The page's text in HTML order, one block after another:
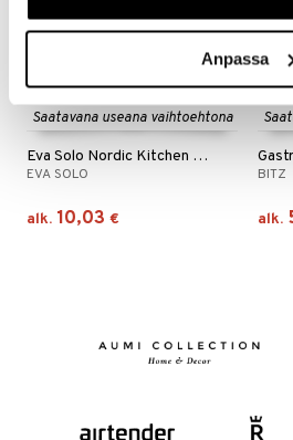
Anpassa
Saatavana useana vaihtoehtona
Eva Solo Nordic Kitchen Kulho
EVA SOLO
alk. 10,03 €
BITZ
alk.